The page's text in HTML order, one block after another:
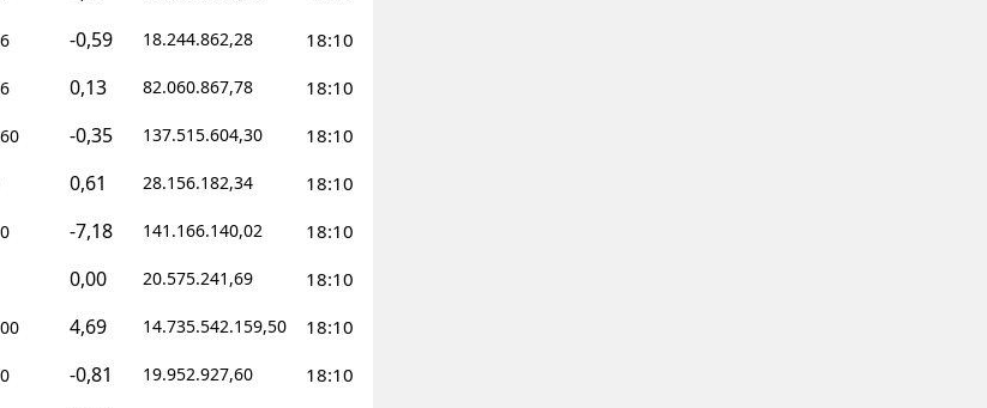
-0,59 18.244.862,28 18:10
0,13 82.060.867,78 18:10
-0,35 137.515.604,30 18:10
0,61 28.156.182,34 18:10
-7,18 141.166.140,02 18:10
0,00 20.575.241,69 18:10
4,69 14.735.542.159,50 18:10
-0,81 19.952.927,60 18:10